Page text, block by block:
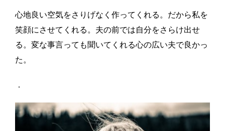
心地良い空気をさりげなく作ってくれる。だから私を
笑顔にさせてくれる。夫の前では自分をさらけ出せ
る。変な事言っても聞いてくれる心の広い夫で良かっ
た。
．